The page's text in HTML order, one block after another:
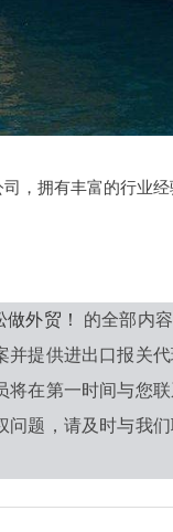
，拥有丰富的行业
做外贸！ 的全部内
提供进出口报关
在第一时间与您
题，请及时与我